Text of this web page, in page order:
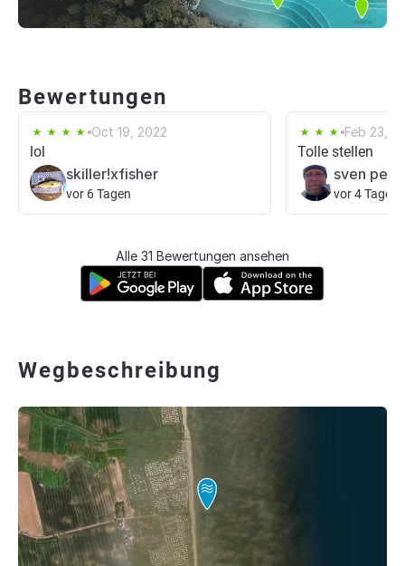
Bewertungen
Oct 19, 2022
lol
skiller!xfisher
vor 6 Tagen
Feb 23,
Tolle stellen
sven
vor 4 Tagen
Alle 31 Bewertungen ansehen
Wegbeschreibung